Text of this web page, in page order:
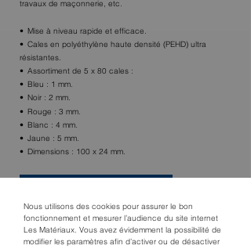
Nous utilisons des cookies pour assurer le bon
fonctionnement et mesurer l’audience du site internet
Les Matériaux. Vous avez évidemment la possibilité de
modifier les paramètres afin d’activer ou de désactiver
travaux de maçonnerie, etc.
Mise à niveau rapide et efficace.
Cales en polyéthylène haute densité (PEHD) ultra
résistantes.
Assortiment de 5 x 80 cales :
Bleu : 1 mm.
Noir : 2 mm.
Rouge : 3 mm.
Blanc : 4 mm.
Jaune : 5 mm.
Dimensions : 100 x 24 mm.